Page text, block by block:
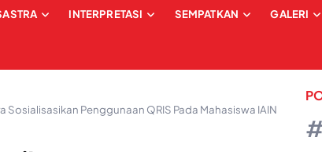
INTERPRETASI SEMPATKAN GALERI
Sosialisasikan Penggunaan QRIS Pada Mahasiswa IAIN